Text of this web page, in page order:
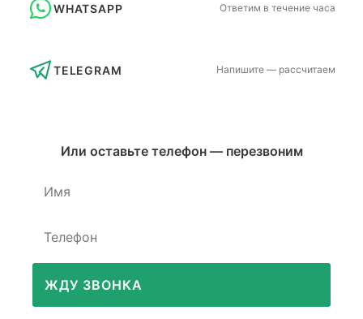
WHATSAPP Ответим в течение часа
TELEGRAM Напишите — рассчитаем
Или оставьте телефон — перезвоним
ЖДУ ЗВОНКА